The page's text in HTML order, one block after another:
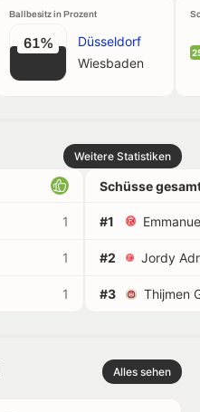
Ballbesitz in Prozent
61%
Düsseldorf
Wiesbaden
Weitere Statistiken
1
1
1
Schüsse
#1
#2
#3 Thijmen
Alles sehen